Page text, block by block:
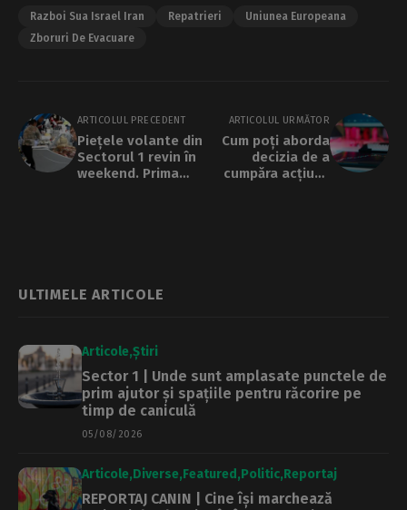
Razboi Sua Israel Iran Repatrieri
Uniunea Europeana
Zboruri De Evacuare
ARTICOLUL PRECEDENT
Piețele volante din
Sectorul 1 revin în
weekend. Prima
ARTICOLUL URMĂTOR
Cum poți aborda
decizia de a
cumpăra acțiuni:
ULTIMELE ARTICOLE
Articole Știri
Sector 1 | Unde sunt amplasate punctele de
prim ajutor și spațiile pentru răcorire pe
timp de caniculă
05/08/2026
Articole Diverse Featured Politic Reportaj
REPORTAJ CANIN | Cine își marchează